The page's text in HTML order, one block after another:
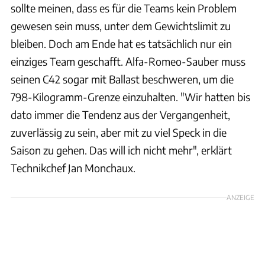
sollte meinen, dass es für die Teams kein Problem
gewesen sein muss, unter dem Gewichtslimit zu
bleiben. Doch am Ende hat es tatsächlich nur ein
einziges Team geschafft. Alfa-Romeo-Sauber muss
seinen C42 sogar mit Ballast beschweren, um die
798-Kilogramm-Grenze einzuhalten. "Wir hatten bis
dato immer die Tendenz aus der Vergangenheit,
zuverlässig zu sein, aber mit zu viel Speck in die
Saison zu gehen. Das will ich nicht mehr", erklärt
Technikchef Jan Monchaux.
ANZEIGE